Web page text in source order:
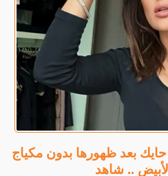
حايك بعد ظهورها بدون مكياج
.. شاهد